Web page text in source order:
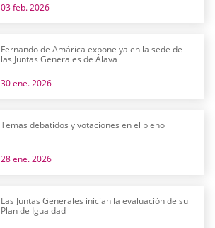
03 feb. 2026
Fernando de Amárica expone ya en la sede de
las Juntas Generales de Álava
30 ene. 2026
Temas debatidos y votaciones en el pleno
28 ene. 2026
Las Juntas Generales inician la evaluación de su
Plan de Igualdad